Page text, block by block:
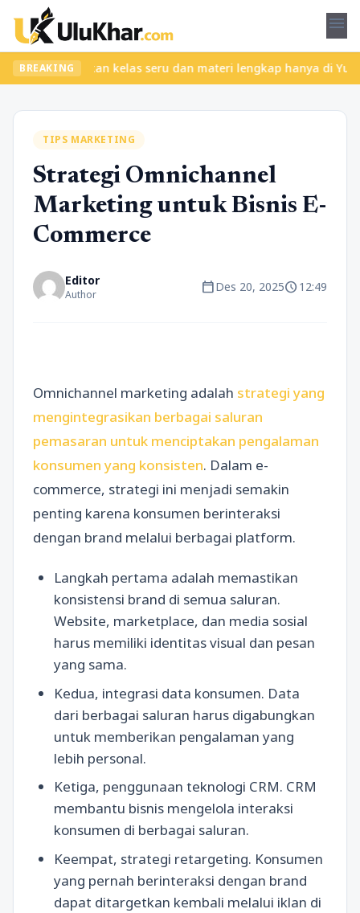
menu
BREAKING
Temukan kelas seru dan materi lengkap hanya di
TIPS MARKETING
Strategi Omnichannel
Marketing untuk Bisnis E-
Commerce
Editor
Author calendar_todayDes 20, 2025schedule12:49
Omnichannel marketing adalah strategi yang
mengintegrasikan berbagai saluran
pemasaran untuk menciptakan pengalaman
konsumen yang konsisten. Dalam e-
commerce, strategi ini menjadi semakin
penting karena konsumen berinteraksi
dengan brand melalui berbagai platform.
Langkah pertama adalah memastikan
konsistensi brand di semua saluran.
Website, marketplace, dan media sosial
harus memiliki identitas visual dan pesan
yang sama.
Kedua, integrasi data konsumen. Data
dari berbagai saluran harus digabungkan
untuk memberikan pengalaman yang
lebih personal.
Ketiga, penggunaan teknologi CRM. CRM
membantu bisnis mengelola interaksi
konsumen di berbagai saluran.
Keempat, strategi retargeting. Konsumen
yang pernah berinteraksi dengan brand
dapat ditargetkan kembali melalui iklan di